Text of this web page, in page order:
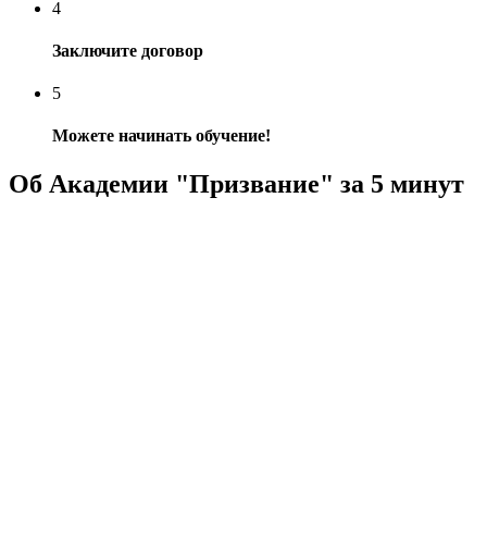
4
Заключите договор
5
Можете начинать обучение!
Об Академии "Призвание" за 5 минут